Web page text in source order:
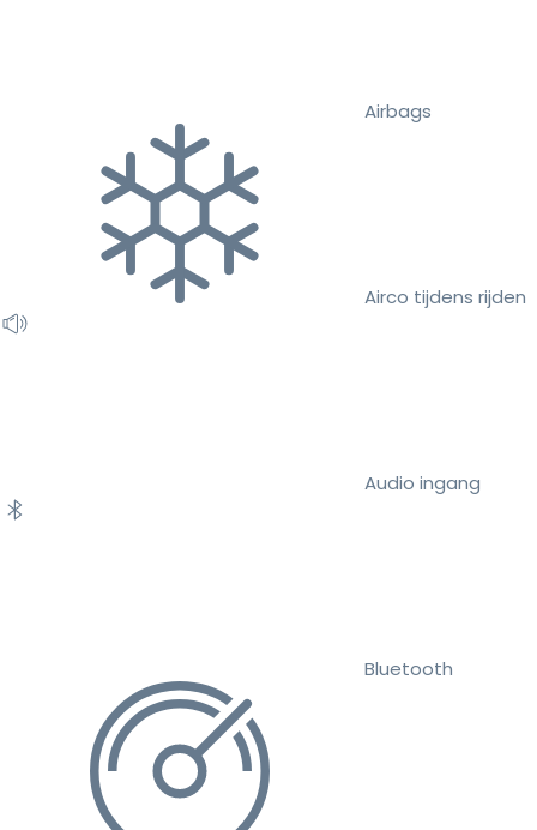
Airbags
Airco tijdens rijden
Audio ingang
Bluetooth